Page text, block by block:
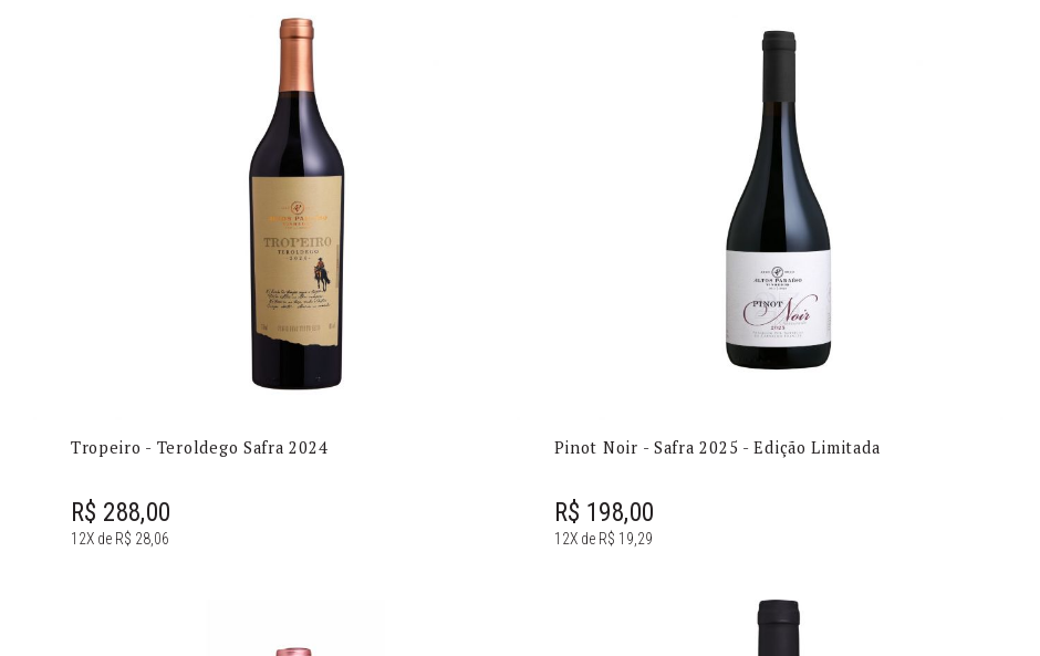
Tropeiro - Teroldego Safra 2024
R$ 288,00
12X de R$ 28,06
Pinot Noir - Safra 2025 - Edição Limitada
R$ 198,00
12X de R$ 19,29